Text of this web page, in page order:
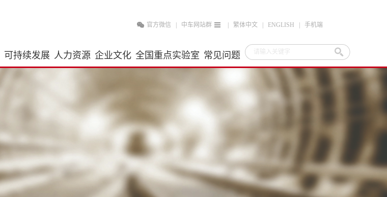
官方微信 中车网站群 繁体中文 ENGLISH 手机端
可持续发展 人力资源 企业文化 全国重点实验室 常见问题